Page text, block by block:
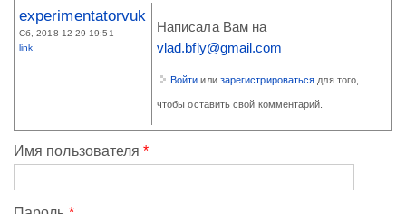
experimentatorvuk
Сб, 2018-12-29 19:51
link
Написала Вам на
vlad.bfly@gmail.com
Войти или зарегистрироваться для того,
чтобы оставить свой комментарий.
Имя пользователя*